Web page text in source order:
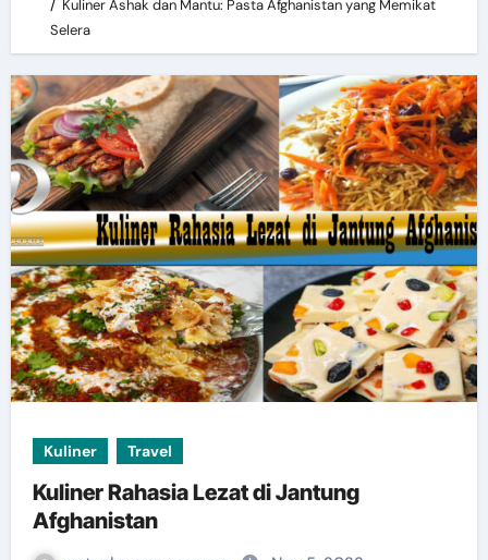
Kuliner Ashak dan Mantu: Pasta Afghanistan yang Memikat
Selera
Kuliner Travel
Kuliner Rahasia Lezat di Jantung
Afghanistan